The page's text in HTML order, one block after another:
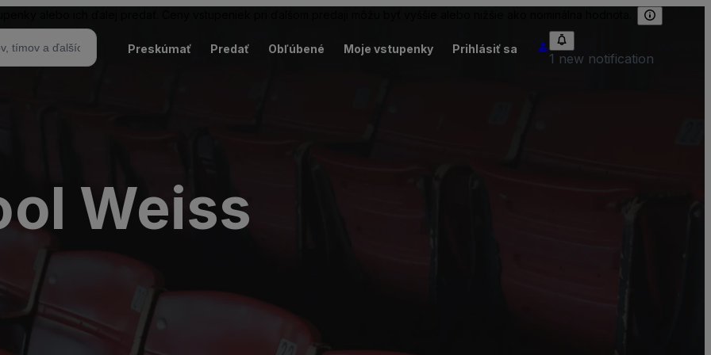
Preskúmať Predať Obľúbené Moje vstupenky Prihlásiť sa
1 new notification
Weiss